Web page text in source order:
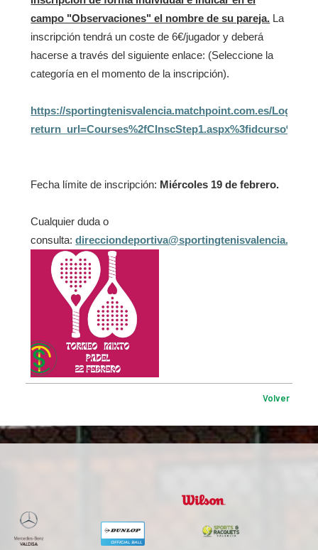
campo "Observaciones" el nombre de su pareja. La
inscripción tendrá un coste de 6€/jugador y deberá
hacerse a través del siguiente enlace: (Seleccione la
categoría en el momento de la inscripción).
https://sportingtenisvalencia.matchpoint.com.es/
Fecha límite de inscripción: Miércoles 19 de febrero.
Cualquier duda o
consulta:direcciondeportiva@sportingtenisvalencia.com
Volver